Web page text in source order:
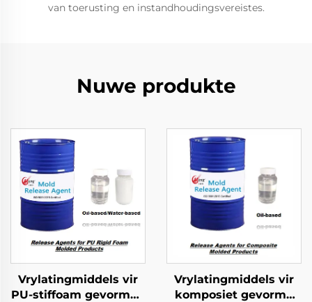
van toerusting en instandhoudingsvereistes.
Nuwe produkte
Vrylatingmiddels vir
PU-stiffoam gevormde
Vrylatingmiddels vir
komposiet gevorme